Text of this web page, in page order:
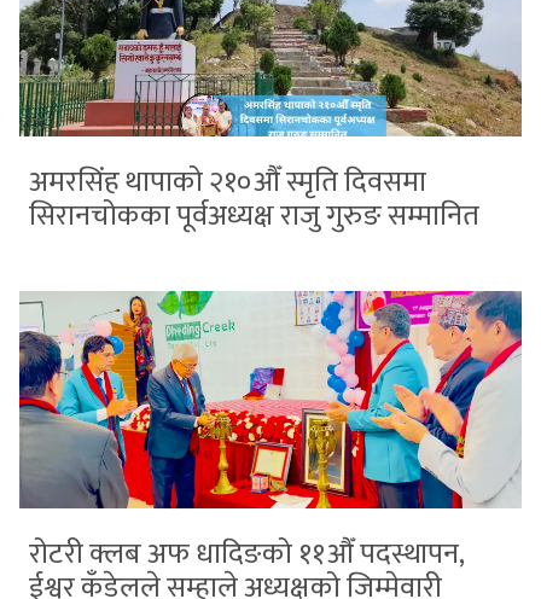
अमरसिंह थापाको २१०औँ स्मृति दिवसमा
सिरानचोकका पूर्वअध्यक्ष राजु गुरुङ सम्मानित
रोटरी क्लब अफ धादिङको ११औँ पदस्थापन,
ईश्वर कँडेलले सम्हाले अध्यक्षको जिम्मेवारी